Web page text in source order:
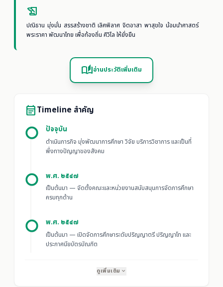
history_edu
ปณิธาน มุ่งมั่น สรรสร้างชาติ เลิศพิลาศ จิตอาสา พาสุขใจ น้อมนำศาสตร์
พระราคา พัฒนาไทย เพื่อท้องถิ่น ศิวิไล ให้ยั่งยืน
auto_storiesอ่านประวัติเพิ่มเติม
event_noteTimeline สำคัญ
ปัจจุบัน
ดำเนินภารกิจ มุ่งพัฒนาการศึกษา วิจัย บริการวิชาการ และเป็นที่
พึ่งทางปัญญาของสังคม
พ.ศ. ๒๕๔๗
เป็นต้นมา — จัดตั้งคณะและหน่วยงานสนับสนุนการจัดการศึกษา
ครบทุกด้าน
พ.ศ. ๒๕๔๗
เป็นต้นมา — เปิดจัดการศึกษาระดับปริญญาตรี ปริญญาโท และ
ประกาศนียบัตรบัณฑิต
ดูเพิ่มเติม expand_more